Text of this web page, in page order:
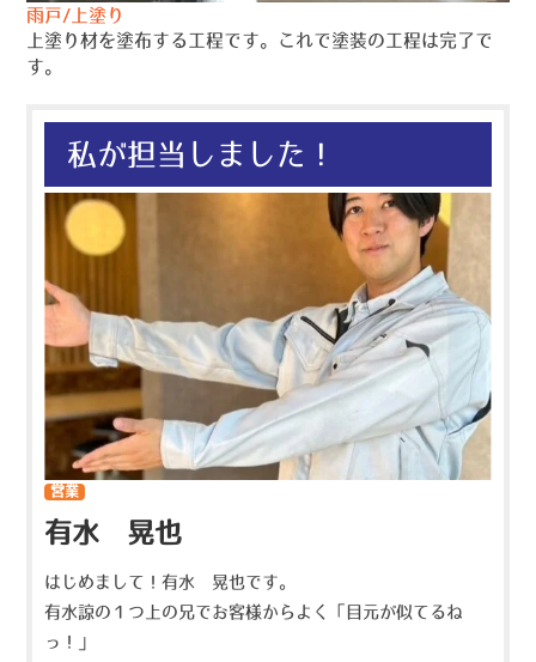
雨戸/上塗り
上塗り材を塗布する工程です。これで塗装の工程は完了で
す。
私が担当しました！
営業
有水 晃也
はじめまして！有水 晃也です。
有水諒の１つ上の兄でお客様からよく「目元が似てるね
っ！」